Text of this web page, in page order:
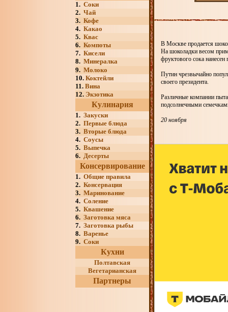
1. Соки
2. Чай
3. Кофе
4. Какао
5. Квас
6. Компоты
7. Кисели
8. Минералка
9. Молоко
10. Коктейли
11. Вина
12. Экзотика
Кулинария
1. Закуски
2. Первые блюда
3. Вторые блюда
4. Соусы
5. Выпечка
6. Десерты
Консервирование
1. Общие правила
2. Консервация
3. Маринование
4. Соление
5. Квашение
6. Заготовка мяса
7. Заготовка рыбы
8. Варенье
9. Соки
Кухни
Полтавская
Вегетарианская
Партнеры
В Москве продается
На шоколадки весом
фруктового сока нанесен
Путин чрезвычайно
своего президента.
Различные компании
подсолнечными
20 ноября